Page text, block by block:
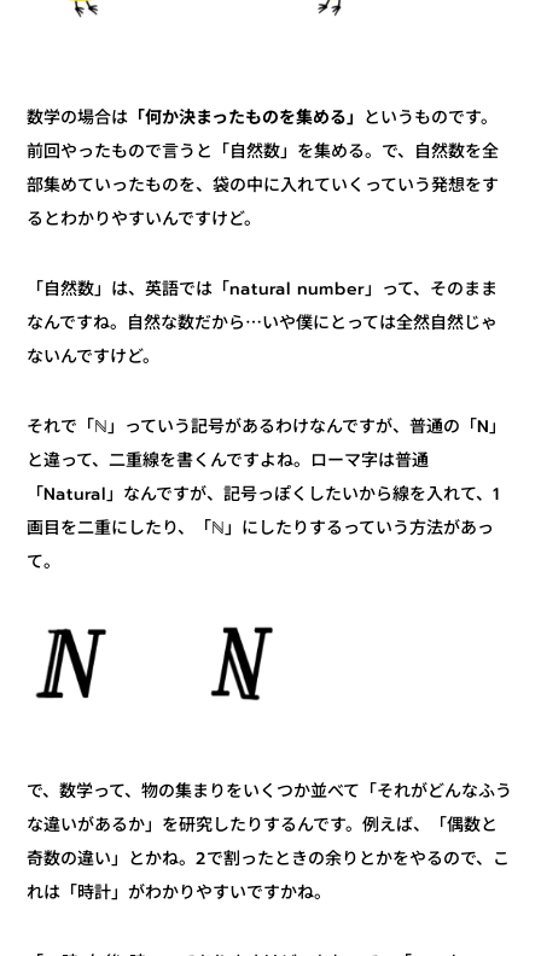
数学の場合は 「何か決まったものを集める」 というものです。
前回やったもので言うと「自然数」を集める。で、自然数を全
部集めていったものを、袋の中に入れていくっていう発想をす
るとわかりやすいんですけど。
「自然数」は、英語では「natural number」って、そのまま
なんですね。自然な数だから⋯いや僕にとっては全然自然じゃ
ないんですけど。
それで「ℕ」っていう記号があるわけなんですが、普通の「N」
と違って、二重線を書くんですよね。ローマ字は普通
「Natural」なんですが、記号っぽくしたいから線を入れて、1
画目を二重にしたり、「ℕ」にしたりするっていう方法があっ
て。
で、数学って、物の集まりをいくつか並べて「それがどんなふう
な違いがあるか」を研究したりするんです。例えば、「偶数と
奇数の違い」とかね。2で割ったときの余りとかをやるので、こ
れは「時計」がわかりやすいですかね。